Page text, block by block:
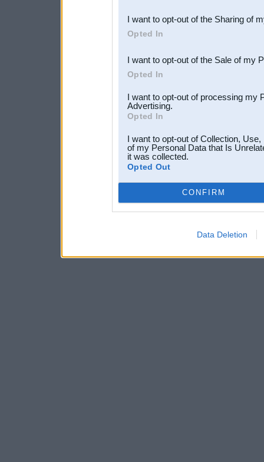
Downstream Participants
third parties.
I want to opt-out of the Sharing of
Opted In
I want to opt-out of the Sale of my
Opted In
I want to opt-out of processing my
Advertising.
Opted In
I want to opt-out of Collection,
of my Personal Data that Is
it was collected.
Opted Out
CONFIRM
Data Deletion